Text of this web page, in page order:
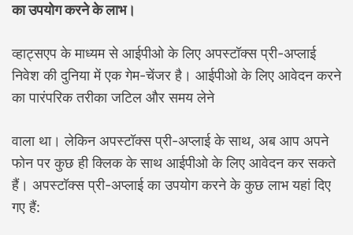
का उपयोग करने के लाभ।
व्हाट्सएप के माध्यम से आईपीओ के लिए अपस्टॉक्स प्री-अप्लाई
निवेश की दुनिया में एक गेम-चेंजर है। आईपीओ के लिए आवेदन करने
का पारंपरिक तरीका जटिल और समय लेने
वाला था। लेकिन अपस्टॉक्स प्री-अप्लाई के साथ, अब आप अपने
फोन पर कुछ ही क्लिक के साथ आईपीओ के लिए आवेदन कर सकते
हैं। अपस्टॉक्स प्री-अप्लाई का उपयोग करने के कुछ लाभ यहां दिए
गए हैं: